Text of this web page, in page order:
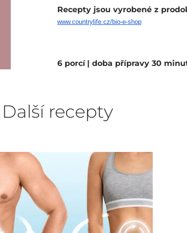
Recepty jsou vyrobené z
www.countrylife.cz/bio-e-shop
6 porcí | doba přípravy 30
Další recepty